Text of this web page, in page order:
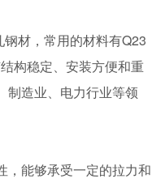
材，常用的材料有Q23
构稳定、安装方便和重
制造业、电力行业等领
，能够承受一定的拉力和